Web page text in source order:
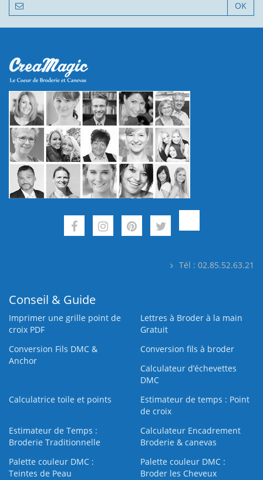
OK
Tél : 02.85.52.63.21
Conseil & Guide
Imprimer une grille point de
croix PDF
Lettres à Broder à la main
Gratuit
Conversion Fils DMC &
Anchor
Conversion fils à broder
Calculateur d’échevettes
DMC
Calculatrice toile et points
Estimateur de temps : Point
de croix
Estimateur de Temps :
Broderie Traditionnelle
Calculateur Encadrement
Broderie & canevas
Palette couleur DMC :
Teintes de Peau
Palette couleur DMC :
Broder les Cheveux